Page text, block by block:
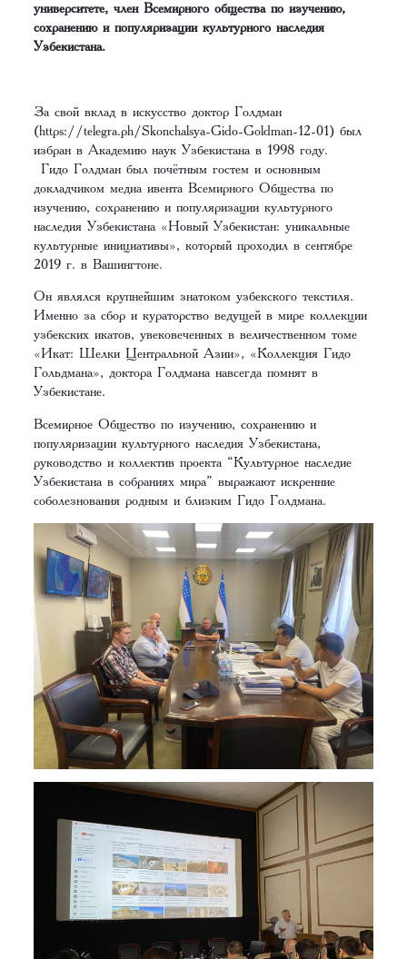
университете, член Всемирного общества по изучению,
сохранению и популяризации культурного наследия
Узбекистана.
За свой вклад в искусство доктор Голдман
(https://telegra.ph/Skonchalsya-Gido-Goldman-12-01) был
избран в Академию наук Узбекистана в 1998 году.
Гидо Голдман был почётным гостем и основным
докладчиком медиа ивента Всемирного Общества по
изучению, сохранению и популяризации культурного
наследия Узбекистана «Новый Узбекистан: уникальные
культурные инициативы», который проходил в сентябре
2019 г. в Вашингтоне.
Он являлся крупнейшим знатоком узбекского текстиля.
Именно за сбор и кураторство ведущей в мире коллекции
узбекских икатов, увековеченных в величественном томе
«Икат: Шелки Центральной Азии», «Коллекция Гидо
Гольдмана», доктора Голдмана навсегда помнят в
Узбекистане.
Всемирное Общество по изучению, сохранению и
популяризации культурного наследия Узбекистана,
руководство и коллектив проекта “Культурное наследие
Узбекистана в собраниях мира” выражают искренние
соболезнования родным и близким Гидо Голдмана.